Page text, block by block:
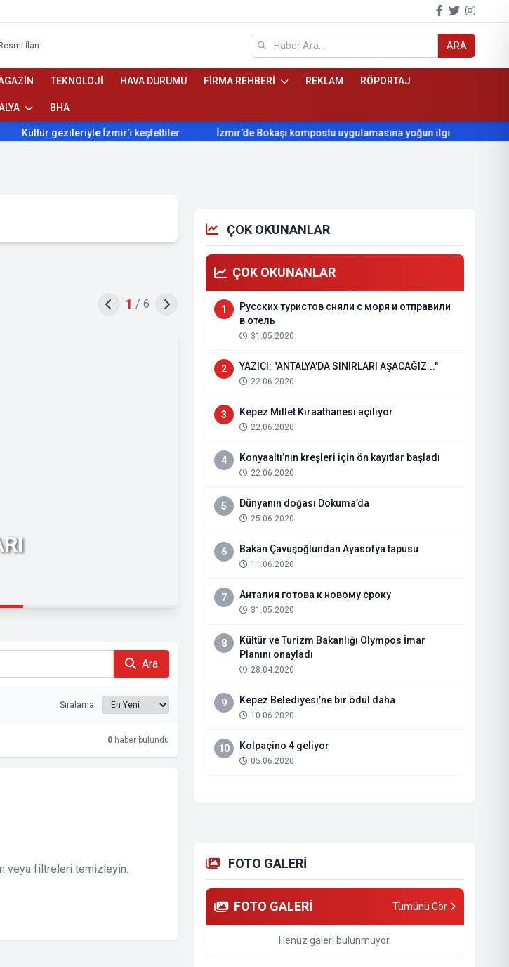
Resmi İlan ARA
TEKNOLOJİ HAVA DURUMU FİRMA REHBERİ REKLAM RÖPORTAJ
BHA
gezileriyle İzmir’i keşfettiler İzmir’de Bokaşi kompostu uygulamasına yoğun ilgi
1 / 6
DEMRE YILDIRIM DÜĞÜN
Ara
Sıralama:
0 haber bulundu
veya filtreleri temizleyin.
ÇOK OKUNANLAR
ÇOK OKUNANLAR
1
Русских туристов сняли с моря и отправили
в отель
31.05.2020
2 YAZICI: "ANTALYA'DA SINIRLARI AŞACAĞIZ..."
22.06.2020
3 Kepez Millet Kıraathanesi açılıyor
22.06.2020
4 Konyaaltı’nın kreşleri için ön kayıtlar başladı
22.06.2020
5 Dünyanın doğası Dokuma’da
25.06.2020
6 Bakan Çavuşoğlundan Ayasofya tapusu
11.06.2020
7 Анталия готова к новому сроку
31.05.2020
8
Kültür ve Turizm Bakanlığı Olympos İmar
Planını onayladı
28.04.2020
9 Kepez Belediyesi’ne bir ödül daha
10.06.2020
10 Kolpaçino 4 geliyor
05.06.2020
FOTO GALERİ
FOTO GALERİ Tümünü Gör
Henüz galeri bulunmuyor.